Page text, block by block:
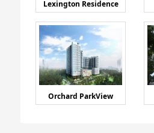
Lexington Residence
Orchard ParkView